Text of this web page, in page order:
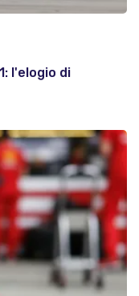
l'elogio di